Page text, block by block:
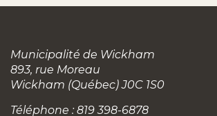
Municipalité de Wickham
893, rue Moreau
Wickham (Québec) J0C 1S0
Téléphone : 819 398-6878